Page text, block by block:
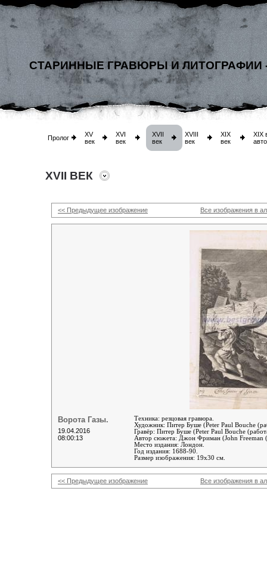
СТАРИННЫЕ ГРАВЮРЫ И ЛИТОГРАФИИ
Пролог
XV
век
XVI
век
XVII
век
XVIII
век
XIX
век
XIX
XVII ВЕК
<< Предыдущее изображение Все изображения в
Ворота Газы.
19.04.2016
08:00:13
Техника: резцовая гравюра.
Художник: Питер Буше (Peter Paul Bouche
Гравёр: Питер Буше (Peter Paul Bouche
Автор сюжета: Джон Фриман (John Freeman
Место издания: Лондон.
Год издания: 1688-90.
Размер изображения: 19х30 см.
<< Предыдущее изображение Все изображения в